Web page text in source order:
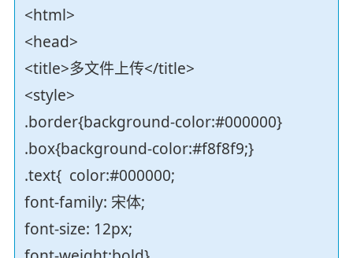
<html>
<head>
<title>多文件上传</title>
<style>
.border{background-color:#000000}
.box{background-color:#f8f8f9;}
.text{ color:#000000;
font-family: 宋体;
font-size: 12px;